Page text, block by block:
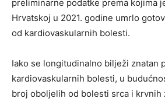
preliminarne podatke prema kojima
Hrvatskoj u 2021. godine umrlo
od kardiovaskularnih bolesti.
Iako se longitudinalno bilježi znatan
kardiovaskularnih bolesti, u
broj oboljelih od bolesti srca i krvnih